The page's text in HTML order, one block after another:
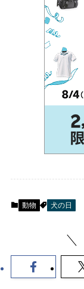
動物 犬の日